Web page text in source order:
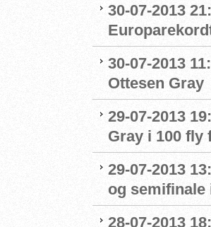
30-07-2013
30-07-2013
Ottesen Gray
29-07-2013
Gray i 100 fly
29-07-2013
og
28-07-2013